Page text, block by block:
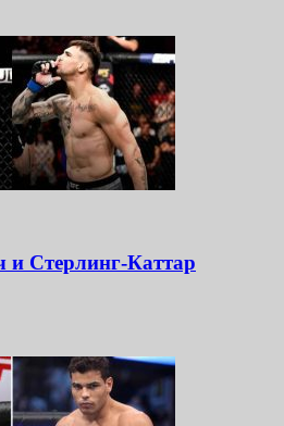
и Стерлинг-Каттар